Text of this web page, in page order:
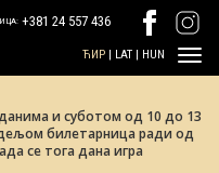
+381 24 557 436
ЋИР | LAT | HUN
и суботом од 10 до 13
билетарница ради од
се тога дана игра